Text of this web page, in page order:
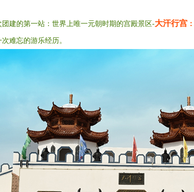
建的第一站： 世界上唯一元朝时期的宫殿景区-大汗行宫 ：
难忘的游乐经历。